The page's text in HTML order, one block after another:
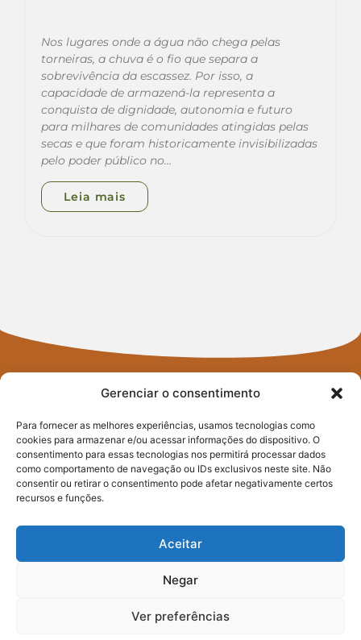
Gerenciar o consentimento
Para fornecer as melhores experiências, usamos tecnologias como
cookies para armazenar e/ou acessar informações do dispositivo. O
consentimento para essas tecnologias nos permitirá processar dados
como comportamento de navegação ou IDs exclusivos neste site. Não
consentir ou retirar o consentimento pode afetar negativamente certos
recursos e funções.
Aceitar
Negar
Ver preferências
Nos lugares onde a água não chega pelas
torneiras, a chuva é o fio que separa a
sobrevivência da escassez. Por isso, a
capacidade de armazená-la representa a
conquista de dignidade, autonomia e futuro
para milhares de comunidades atingidas pelas
secas e que foram historicamente invisibilizadas
pelo poder público no…
Leia mais
FIQUE POR
DENTRO
DO PACTO
CONTRA A FOME
Assine nossa newsletter e saiba